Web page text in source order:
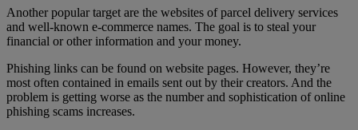
Another popular target are the websites of parcel delivery services
and well-known e-commerce names. The goal is to steal your
financial or other information and your money.
Phishing links can be found on website pages. However, they’re
most often contained in emails sent out by their creators. And the
problem is getting worse as the number and sophistication of online
phishing scams increases.